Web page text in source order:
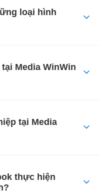
loại hình
Media WinWin
tại Media
thực hiện